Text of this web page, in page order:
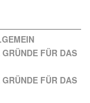
FÜR DAS
FÜR DAS